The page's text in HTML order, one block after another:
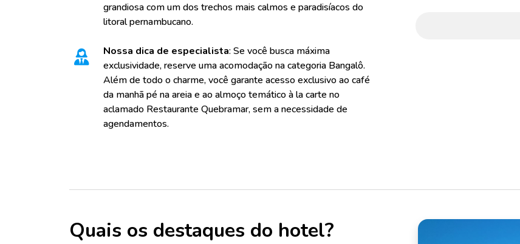
grandiosa com um dos trechos mais calmos e paradisíacos do
litoral pernambucano.
Nossa dica de especialista: Se você busca máxima
exclusividade, reserve uma acomodação na categoria Bangalô.
Além de todo o charme, você garante acesso exclusivo ao café
da manhã pé na areia e ao almoço temático à la carte no
aclamado Restaurante Quebramar, sem a necessidade de
agendamentos.
Quais os destaques do hotel?